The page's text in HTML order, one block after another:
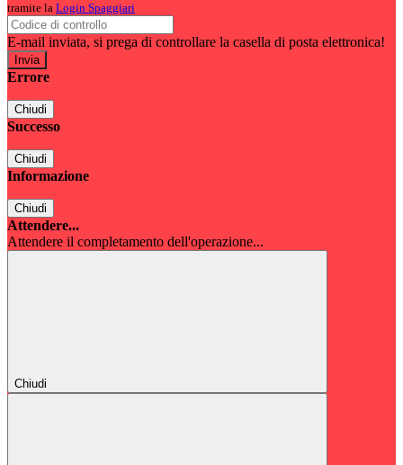
tramite la Login Spaggiari
E-mail inviata, si prega di controllare la casella di posta elettronica!
Errore
Chiudi
Successo
Chiudi
Informazione
Chiudi
Attendere...
Attendere il completamento dell'operazione...
Chiudi